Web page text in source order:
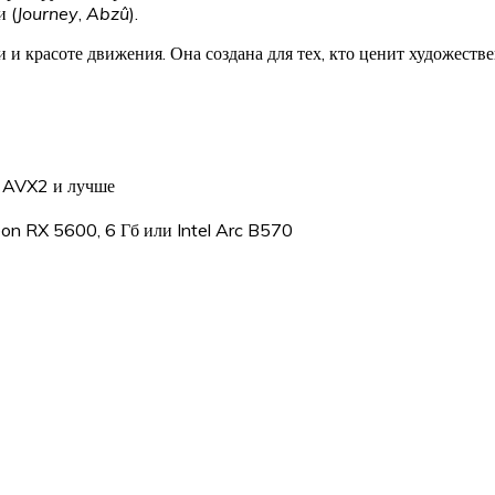
(Journey, Abzû).
движения. Она создана для тех, кто ценит
и лучше
RX 5600, 6 Гб или Intel Arc B570